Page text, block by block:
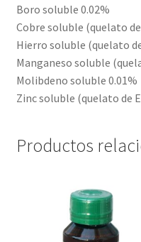
Boro soluble 0.02%
Cobre soluble (quelato de
Hierro soluble (quelato
Manganeso soluble
Molibdeno soluble 0.01%
Zinc soluble (quelato de
Productos